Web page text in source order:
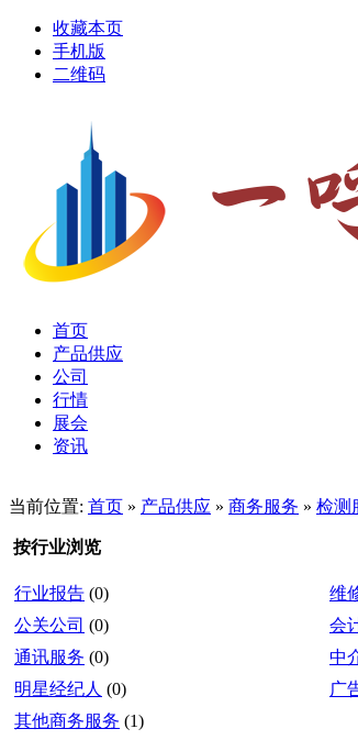
收藏本页
手机版
二维码
首页
产品供应
公司
行情
展会
资讯
当前位置: 首页 » 产品供应 » 商务服务 » 检测
按行业浏览
行业报告 (0) 维
公关公司 (0) 会
通讯服务 (0) 中
明星经纪人 (0) 广
其他商务服务 (1)